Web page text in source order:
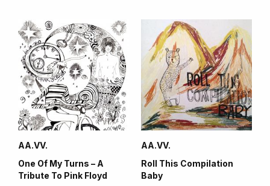
AA.VV.
One Of My Turns – A
Tribute To Pink Floyd
AA.VV.
Roll This Compilation
Baby